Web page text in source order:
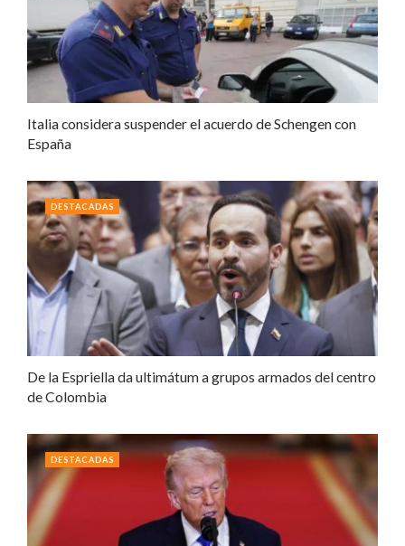
Italia considera suspender el acuerdo de Schengen con
España
De la Espriella da ultimátum a grupos armados del centro
de Colombia
DESTACADAS
DESTACADAS